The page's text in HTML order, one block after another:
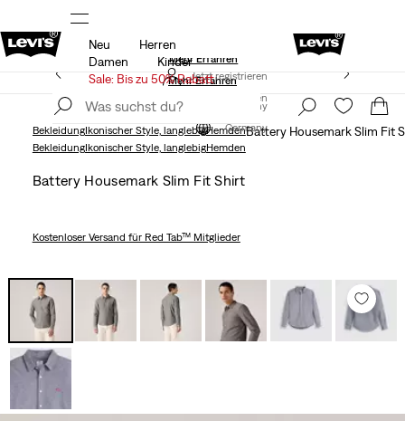
Unidays: Studenten bekommen 20% Rabatt
Mehr Erfahren
Jetzt registrieren
Germany
Neu
Herren
Damen
Kinder
Sale: Bis zu 50% Rabatt
Aktualisierte Versand- und Rückgabebedingungen
Mehr Erfahren
Jetzt registrieren
Germany
BekleidungIkonischer Style, langlebigHemdenBattery Housemark Slim Fit
BekleidungIkonischer Style, langlebigHemden
Battery Housemark Slim Fit Shirt
Kostenloser Versand für Red Tab™ Mitglieder